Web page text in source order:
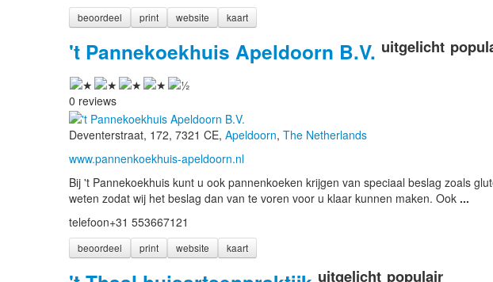
beoordeel print website kaart
't Pannekoekhuis Apeldoorn B.V. uitgelicht
0 reviews
Deventerstraat, 172, 7321 CE, Apeldoorn, The Netherlands
www.pannenkoekhuis-apeldoorn.nl
Bij 't Pannekoekhuis kunt u ook pannenkoeken krijgen van speciaal beslag zoals
weten zodat wij het beslag dan van te voren voor u klaar kunnen maken. Ook ...
telefoon+31 553667121
beoordeel print website kaart
uitgelicht populair